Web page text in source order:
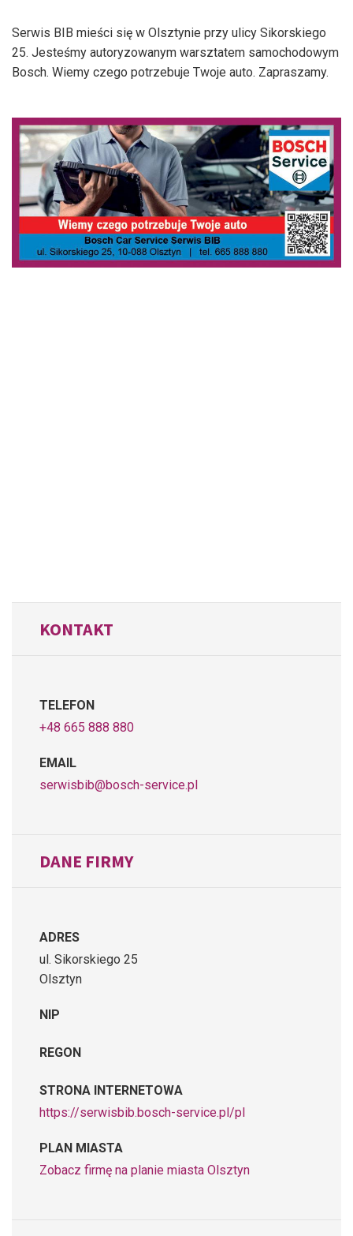
Serwis BIB mieści się w Olsztynie przy ulicy Sikorskiego
25. Jesteśmy autoryzowanym warsztatem samochodowym
Bosch. Wiemy czego potrzebuje Twoje auto. Zapraszamy.
KONTAKT
TELEFON
+48 665 888 880
EMAIL
serwisbib@bosch-service.pl
DANE FIRMY
ADRES
ul. Sikorskiego 25
Olsztyn
NIP
REGON
STRONA INTERNETOWA
https://serwisbib.bosch-service.pl/pl
PLAN MIASTA
Zobacz firmę na planie miasta Olsztyn